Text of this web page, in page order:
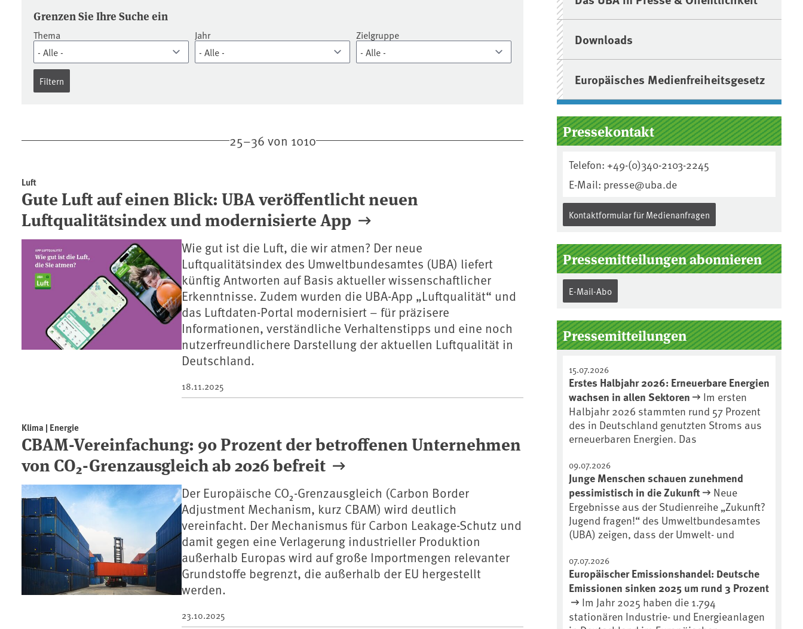
Pressemitteilungen
Grenzen Sie Ihre Suche ein
Thema Jahr Zielgruppe
25–36 von 1010
Luft
Gute Luft auf einen Blick: UBA veröffentlicht neuen
Luftqualitätsindex und modernisierte App
Wie gut ist die Luft, die wir atmen? Der neue
Luftqualitätsindex des Umweltbundesamtes (UBA) liefert
künftig Antworten auf Basis aktueller wissenschaftlicher
Erkenntnisse. Zudem wurden die UBA-App „Luftqualität“ und
das Luftdaten-Portal modernisiert – für präzisere
Informationen, verständliche Verhaltenstipps und eine noch
nutzerfreundlichere Darstellung der aktuellen Luftqualität in
Deutschland.
18.11.2025
Klima | Energie
CBAM-Vereinfachung: 90 Prozent der betroffenen Unternehmen
von CO₂-Grenzausgleich ab 2026 befreit
Der Europäische CO₂-Grenzausgleich (Carbon Border
Adjustment Mechanism, kurz CBAM) wird deutlich
vereinfacht. Der Mechanismus für Carbon Leakage-Schutz und
damit gegen eine Verlagerung industrieller Produktion
außerhalb Europas wird auf große Importmengen relevanter
Grundstoffe begrenzt, die außerhalb der EU hergestellt
werden.
23.10.2025
Downloads
Europäisches Medienfreiheitsgesetz
Pressekontakt
Telefon: +49-(0)340-2103-2245
E-Mail: presse@uba.de
Kontaktformular für Medienanfragen
Pressemitteilungen abonnieren
E-Mail-Abo
Pressemitteilungen
15.07.2026
Erstes Halbjahr 2026: Erneuerbare Energien
wachsen in allen Sektoren
Im ersten
Halbjahr 2026 stammten rund 57 Prozent
des in Deutschland genutzten Stroms aus
erneuerbaren Energien. Das
09.07.2026
Junge Menschen schauen zunehmend
pessimistisch in die Zukunft
Neue
Ergebnisse aus der Studienreihe „Zukunft?
Jugend fragen!“ des Umweltbundesamtes
(UBA) zeigen, dass der Umwelt- und
07.07.2026
Europäischer Emissionshandel: Deutsche
Emissionen sinken 2025 um rund 3 Prozent
Im Jahr 2025 haben die 1.794
stationären Industrie- und Energieanlagen